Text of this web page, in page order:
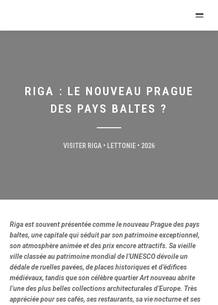
RIGA : LE NOUVEAU PRAGUE
DES PAYS BALTES ?
VISITER RIGA • LETTONIE • 2026
Riga est souvent présentée comme le nouveau Prague des pays
baltes, une capitale qui séduit par son patrimoine exceptionnel,
son atmosphère animée et des prix encore attractifs. Sa vieille
ville classée au patrimoine mondial de l’UNESCO dévoile un
dédale de ruelles pavées, de places historiques et d’édifices
médiévaux, tandis que son célèbre quartier Art nouveau abrite
l’une des plus belles collections architecturales d’Europe. Très
appréciée pour ses cafés, ses restaurants, sa vie nocturne et ses